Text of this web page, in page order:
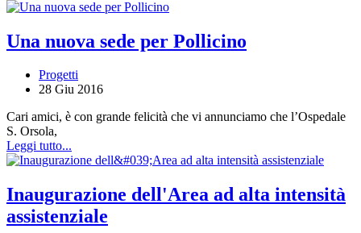
Una nuova sede per Pollicino
Progetti
28 Giu 2016
Cari amici, è con grande felicità che vi annunciamo che l’Ospedale
S. Orsola,
Leggi tutto...
Inaugurazione dell'Area ad alta intensità
assistenziale